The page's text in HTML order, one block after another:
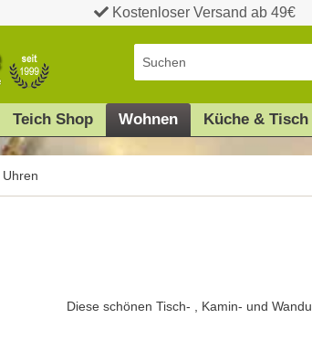
Kostenloser Versand ab 49€
Teich Shop Wohnen Küche & Tisch
Uhren
Diese schönen Tisch- , Kamin- und